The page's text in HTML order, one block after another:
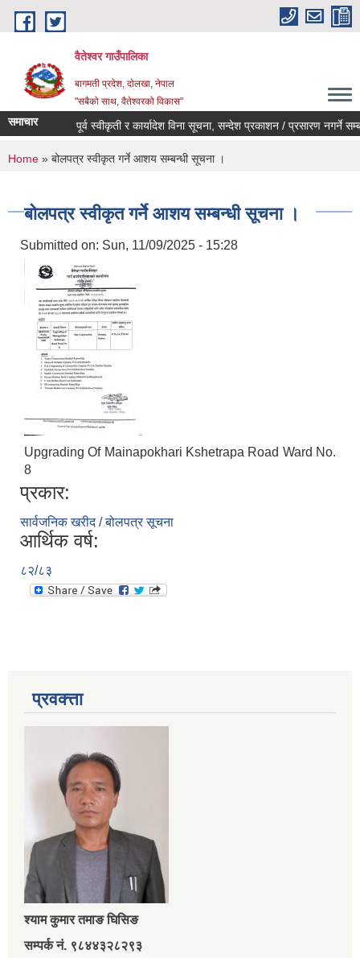
Skip to main content
वैतेश्वर गाउँपालिका
बागमती प्रदेश, दाेलखा, नेपाल
"सबैको साथ, वैतेश्वरको विकास"
समाचार पूर्व स्वीकृती र कार्यादेश विना सूचना, सन्देश प्रकाशन / प्रसारण नगर्ने
You are here
Home » बोलपत्र स्वीकृत गर्ने आशय सम्बन्धी सूचना ।
बोलपत्र स्वीकृत गर्ने आशय सम्बन्धी सूचना ।
Submitted on: Sun, 11/09/2025 - 15:28
Upgrading Of Mainapokhari Kshetrapa Road Ward No.
8
प्रकार:
सार्वजनिक खरीद / बोलपत्र सूचना
आर्थिक वर्ष:
८२/८३
प्रवक्त्ता
श्‍याम कुमार तमाङ घिसिङ
सम्पर्क नं. ९८४४३२८२९३